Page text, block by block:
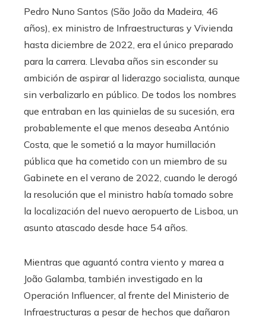
Pedro Nuno Santos (São João da Madeira, 46
años), ex ministro de Infraestructuras y Vivienda
hasta diciembre de 2022, era el único preparado
para la carrera. Llevaba años sin esconder su
ambición de aspirar al liderazgo socialista, aunque
sin verbalizarlo en público. De todos los nombres
que entraban en las quinielas de su sucesión, era
probablemente el que menos deseaba António
Costa, que le sometió a la mayor humillación
pública que ha cometido con un miembro de su
Gabinete en el verano de 2022, cuando le derogó
la resolución que el ministro había tomado sobre
la localización del nuevo aeropuerto de Lisboa, un
asunto atascado desde hace 54 años.
Mientras que aguantó contra viento y marea a
João Galamba, también investigado en la
Operación Influencer, al frente del Ministerio de
Infraestructuras a pesar de hechos que dañaron